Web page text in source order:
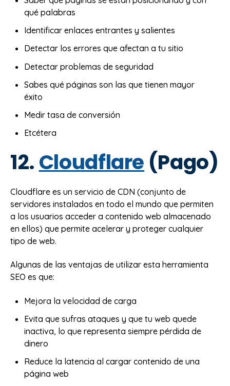
qué palabras
Identificar enlaces entrantes y salientes
Detectar los errores que afectan a tu sitio
Detectar problemas de seguridad
Sabes qué páginas son las que tienen mayor
éxito
Medir tasa de conversión
Etcétera
12. Cloudflare (Pago)
Cloudflare es un servicio de CDN (conjunto de
servidores instalados en todo el mundo que permiten
a los usuarios acceder a contenido web almacenado
en ellos) que permite acelerar y proteger cualquier
tipo de web.
Algunas de las ventajas de utilizar esta herramienta
SEO es que:
Mejora la velocidad de carga
Evita que sufras ataques y que tu web quede
inactiva, lo que representa siempre pérdida de
dinero
Reduce la latencia al cargar contenido de una
página web